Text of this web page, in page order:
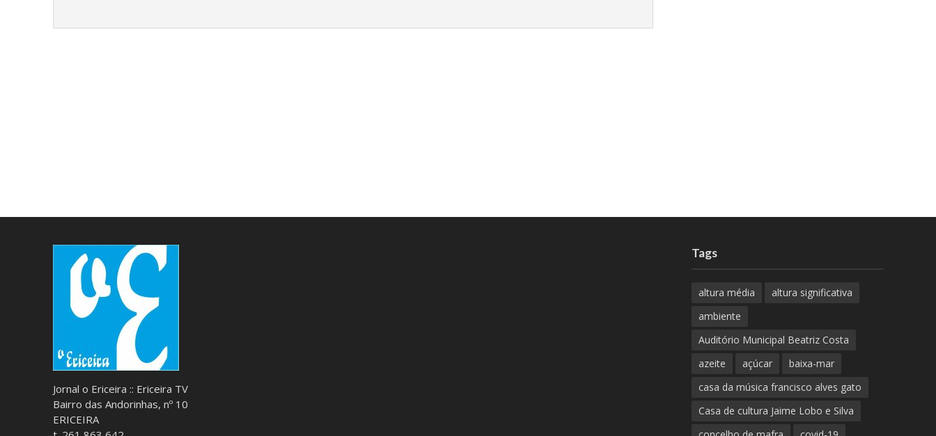
Jornal o Ericeira :: Ericeira TV
Bairro das Andorinhas, nº 10
ERICEIRA
Tags
altura média
altura significativa
ambiente
Auditório Municipal Beatriz Costa
azeite
açúcar
baixa-mar
casa da música francisco alves gato
Casa de cultura Jaime Lobo e Silva